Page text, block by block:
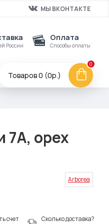
МЫ ВКОНТАКТЕ
России
Оплата
Способы оплаты
Товаров 0 (0р.)
0
7A, орех
Arborea
счет Сколько доставка?